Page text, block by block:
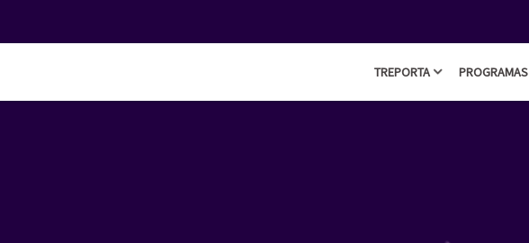
TREPORTA PROGRAMAS